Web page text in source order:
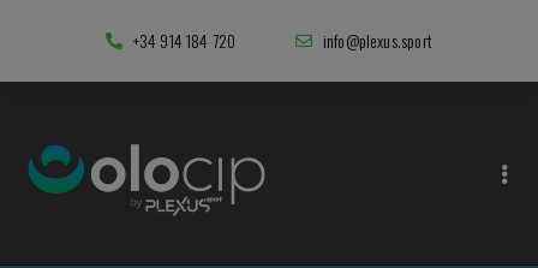
+34 914 184 720 info@plexus.sport